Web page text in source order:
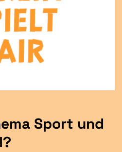
Sport und